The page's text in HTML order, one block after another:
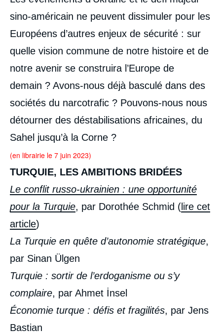
sino-américain ne peuvent dissimuler pour les
Européens d’autres enjeux de sécurité : sur
quelle vision commune de notre histoire et de
notre avenir se construira l’Europe de
demain ? Avons-nous déjà basculé dans des
sociétés du narcotrafic ? Pouvons-nous nous
détourner des déstabilisations africaines, du
Sahel jusqu’à la Corne ?
(en librairie le 7 juin 2023)
TURQUIE, LES AMBITIONS BRIDÉES
Le conflit russo-ukrainien : une opportunité
pour la Turquie, par Dorothée Schmid ( lire cet
article)
La Turquie en quête d’autonomie stratégique,
par Sinan Ülgen
Turquie : sortir de l’erdoganisme ou s’y
complaire, par Ahmet İnsel
Économie turque : défis et fragilités, par Jens
Bastian